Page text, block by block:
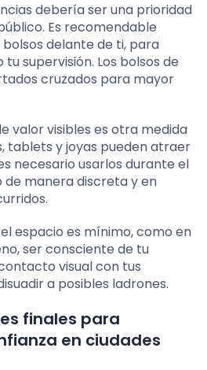
debería ser una prioridad
Es recomendable
delante de ti, para
supervisión. Los bolsos de
cruzados para mayor
valor visibles es otra medida
tablets y joyas pueden atraer
necesario usarlos durante el
de manera discreta y en
espacio es mínimo, como en
ser consciente de tu
visual con tus
a posibles ladrones.
finales para
en ciudades